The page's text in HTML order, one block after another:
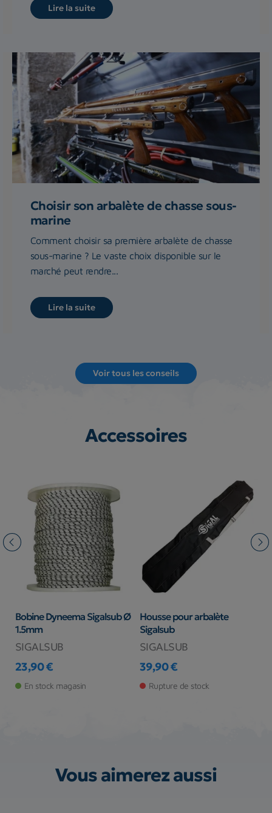
Lire la suite
Choisir son arbalète de chasse sous-
marine
Comment choisir sa première arbalète de chasse
sous-marine ? Le vaste choix disponible sur le
marché peut rendre...
Lire la suite
Voir tous les conseils
Accessoires
Bobine Dyneema Sigalsub Ø
1.5mm
SIGALSUB
Prix
23,90 €
En stock magasin
Housse pour arbalète
Sigalsub
SIGALSUB
Prix
39,90 €
Rupture de stock
Vous aimerez aussi